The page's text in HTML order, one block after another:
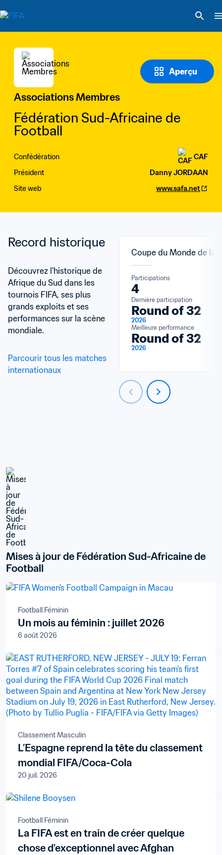
Aperçu
Associations Membres
Fédération Sud-Africaine de
Football
Confédération
CAF
Président
Danny JORDAAN
Site web
www.safa.net
Record historique
Découvrez l'historique de
Afrique du Sud dans les
tournois FIFA, ses plus
grands exploits et ses
performances sur la scène
mondiale.
Parcourir tous les matches
internationaux
Coupe du Monde de la
Participations
4
Dernière participation
Round of 32
2026
Meilleure performance
Round of 32
2026
Mises à jour de Fédération Sud-Africaine de
Football
Football Féminin
Un mois au féminin : juillet 2026
6 août 2026
Classement Masculin
L’Espagne reprend la tête du classement
mondial FIFA/Coca-Cola
20 juil. 2026
Football Féminin
La FIFA est en train de créer quelque
chose d'exceptionnel avec Afghan